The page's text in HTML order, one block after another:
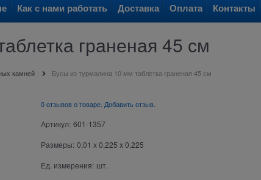
Как с нами работать Доставка Оплата Контакты
граненая 45 см
камней Бусы из турмалина 10 мм таблетка граненая 45 см
0 отзывов о товаре. Добавить отзыв.
Артикул: 601-1357
Размеры: 0,01 x 0,225 x 0,225
Ед. измерения: шт.